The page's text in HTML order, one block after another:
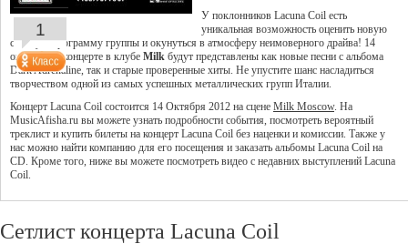
У поклонников Lacuna Coil есть
уникальная возможность оценить новую
сольную программу группы и окунуться в атмосферу неимоверного драйва! 14
октября на концерте в клубе Milk будут представлены как новые песни с альбома
Dark Adrenaline, так и старые проверенные хиты. Не упустите шанс насладиться
творчеством одной из самых успешных металлических групп Италии.
Концерт Lacuna Coil состоится 14 Октября 2012 на сцене Milk Moscow. На
MusicAfisha.ru вы можете узнать подробности события, посмотреть вероятный
треклист и купить билеты на концерт Lacuna Coil без наценки и комиссии. Также у
нас можно найти компанию для его посещения и заказать альбомы Lacuna Coil на
CD. Кроме того, ниже вы можете посмотреть видео с недавних выступлений Lacuna
Coil.
Сетлист концерта Lacuna Coil
1